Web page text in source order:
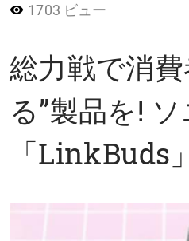
1703 ビュー
総力戦で消費
る”製品を!
「LinkBuds